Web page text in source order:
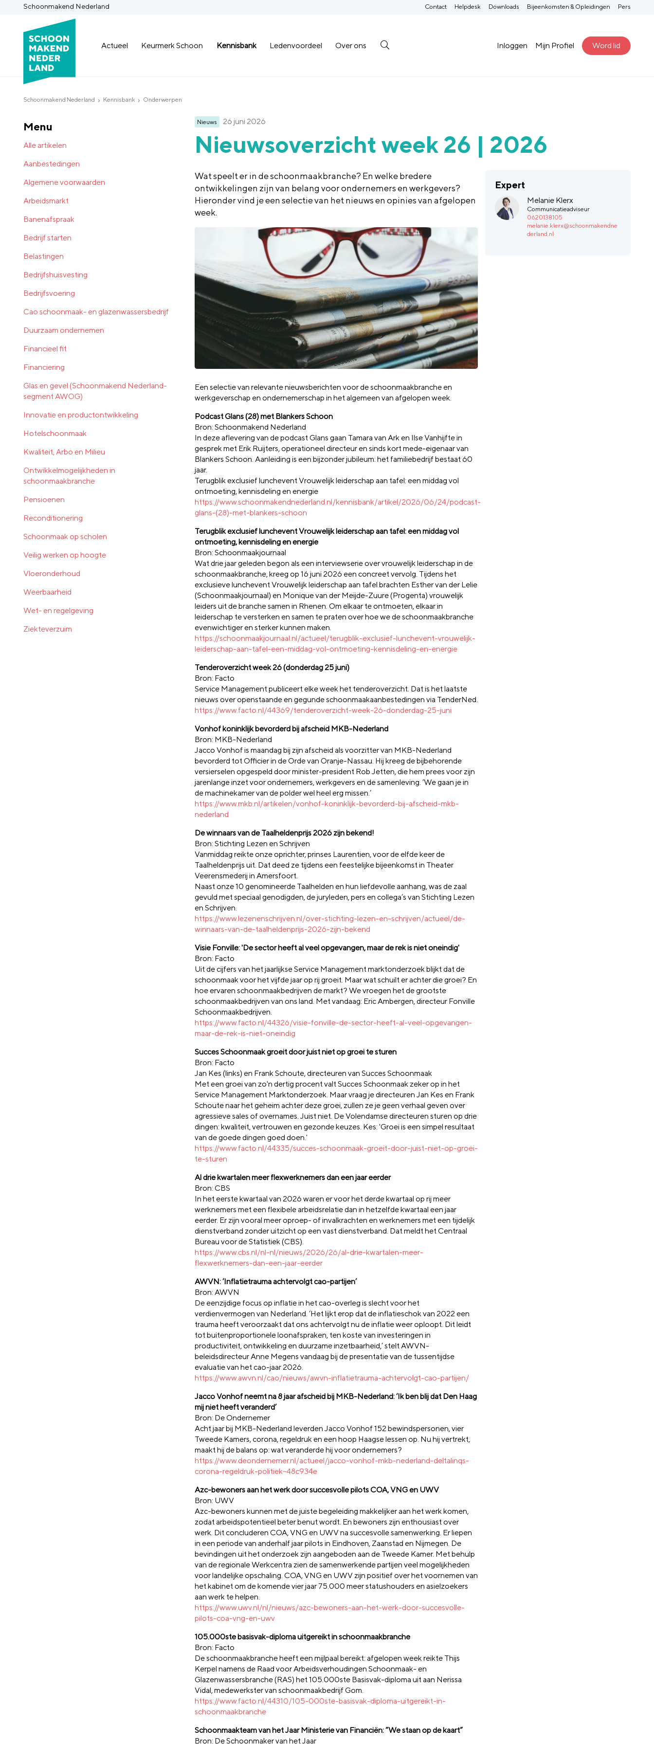
Schoonmakend Nederland
Actueel Keurmerk Schoon Kennisbank Ledenvoordeel Over ons Inloggen Mijn Profiel Word lid
Contact Helpdesk Downloads Bijeenkomsten & Opleidingen Pers
Schoonmakend Nederland Kennisbank Onderwerpen
Nieuws 26 juni 2026
Nieuwsoverzicht week 26 | 2026
Wat speelt er in de schoonmaakbranche? En welke bredere
ontwikkelingen zijn van belang voor ondernemers en werkgevers?
Hieronder vind je een selectie van het nieuws en opinies van afgelopen
week.
Expert
Melanie Klerx
Communicatieadviseur
0620138105
melanie.klerx@schoonmakendne
derland.nl
Een selectie van relevante nieuwsberichten voor de schoonmaakbranche en
werkgeverschap en ondernemerschap in het algemeen van afgelopen week.
Podcast Glans (28) met Blankers Schoon
Bron: Schoonmakend Nederland
In deze aflevering van de podcast Glans gaan Tamara van Ark en Ilse Vanhijfte in
gesprek met Erik Ruijters, operationeel directeur en sinds kort mede-eigenaar van
Blankers Schoon. Aanleiding is een bijzonder jubileum: het familiebedrijf bestaat 60
jaar.
Terugblik exclusief lunchevent Vrouwelijk leiderschap aan tafel: een middag vol
ontmoeting, kennisdeling en energie
https://www.schoonmakendnederland.nl/kennisbank/artikel/2026/06/24/podcast-
glans-(28)-met-blankers-schoon
Terugblik exclusief lunchevent Vrouwelijk leiderschap aan tafel: een middag vol
ontmoeting, kennisdeling en energie
Bron: Schoonmaakjournaal
Wat drie jaar geleden begon als een interviewserie over vrouwelijk leiderschap in de
schoonmaakbranche, kreeg op 16 juni 2026 een concreet vervolg. Tijdens het
exclusieve lunchevent Vrouwelijk leiderschap aan tafel brachten Esther van der Lelie
(Schoonmaakjournaal) en Monique van der Meijde-Zuure (Progenta) vrouwelijk
leiders uit de branche samen in Rhenen. Om elkaar te ontmoeten, elkaar in
leiderschap te versterken en samen te praten over hoe we de schoonmaakbranche
evenwichtiger en sterker kunnen maken.
https://schoonmaakjournaal.nl/actueel/terugblik-exclusief-lunchevent-vrouwelijk-
leiderschap-aan-tafel-een-middag-vol-ontmoeting-kennisdeling-en-energie
Tenderoverzicht week 26 (donderdag 25 juni)
Bron: Facto
Service Management publiceert elke week het tenderoverzicht. Dat is het laatste
nieuws over openstaande en gegunde schoonmaakaanbestedingen via TenderNed.
https://www.facto.nl/44369/tenderoverzicht-week-26-donderdag-25-juni
Vonhof koninklijk bevorderd bij afscheid MKB-Nederland
Bron: MKB-Nederland
Jacco Vonhof is maandag bij zijn afscheid als voorzitter van MKB-Nederland
bevorderd tot Officier in de Orde van Oranje-Nassau. Hij kreeg de bijbehorende
versierselen opgespeld door minister-president Rob Jetten, die hem prees voor zijn
jarenlange inzet voor ondernemers, werkgevers en de samenleving. ‘We gaan je in
de machinekamer van de polder wel heel erg missen.’
https://www.mkb.nl/artikelen/vonhof-koninklijk-bevorderd-bij-afscheid-mkb-
nederland
De winnaars van de Taalheldenprijs 2026 zijn bekend!
Bron: Stichting Lezen en Schrijven
Vanmiddag reikte onze oprichter, prinses Laurentien, voor de elfde keer de
Taalheldenprijs uit. Dat deed ze tijdens een feestelijke bijeenkomst in Theater
Veerensmederij in Amersfoort.
Naast onze 10 genomineerde Taalhelden en hun liefdevolle aanhang, was de zaal
gevuld met speciaal genodigden, de juryleden, pers en collega’s van Stichting Lezen
en Schrijven.
https://www.lezenenschrijven.nl/over-stichting-lezen-en-schrijven/actueel/de-
winnaars-van-de-taalheldenprijs-2026-zijn-bekend
Visie Fonville: 'De sector heeft al veel opgevangen, maar de rek is niet oneindig'
Bron: Facto
Uit de cijfers van het jaarlijkse Service Management marktonderzoek blijkt dat de
schoonmaak voor het vijfde jaar op rij groeit. Maar wat schuilt er achter die groei? En
hoe ervaren schoonmaakbedrijven de markt? We vroegen het de grootste
schoonmaakbedrijven van ons land. Met vandaag: Eric Ambergen, directeur Fonville
Schoonmaakbedrijven.
https://www.facto.nl/44326/visie-fonville-de-sector-heeft-al-veel-opgevangen-
maar-de-rek-is-niet-oneindig
Succes Schoonmaak groeit door juist niet op groei te sturen
Bron: Facto
Jan Kes (links) en Frank Schoute, directeuren van Succes Schoonmaak
Met een groei van zo'n dertig procent valt Succes Schoonmaak zeker op in het
Service Management Marktonderzoek. Maar vraag je directeuren Jan Kes en Frank
Schoute naar het geheim achter deze groei, zullen ze je geen verhaal geven over
agressieve sales of overnames. Juist niet. De Volendamse directeuren sturen op drie
dingen: kwaliteit, vertrouwen en gezonde keuzes. Kes: 'Groei is een simpel resultaat
van de goede dingen goed doen.'
https://www.facto.nl/44335/succes-schoonmaak-groeit-door-juist-niet-op-groei-
te-sturen
Al drie kwartalen meer flexwerknemers dan een jaar eerder
Bron: CBS
In het eerste kwartaal van 2026 waren er voor het derde kwartaal op rij meer
werknemers met een flexibele arbeidsrelatie dan in hetzelfde kwartaal een jaar
eerder. Er zijn vooral meer oproep- of invalkrachten en werknemers met een tijdelijk
dienstverband zonder uitzicht op een vast dienstverband. Dat meldt het Centraal
Bureau voor de Statistiek (CBS).
https://www.cbs.nl/nl-nl/nieuws/2026/26/al-drie-kwartalen-meer-
flexwerknemers-dan-een-jaar-eerder
AWVN: ‘Inflatietrauma achtervolgt cao-partijen’
Bron: AWVN
De eenzijdige focus op inflatie in het cao-overleg is slecht voor het
verdienvermogen van Nederland. ‘Het lijkt erop dat de inflatieschok van 2022 een
trauma heeft veroorzaakt dat ons achtervolgt nu de inflatie weer oploopt. Dit leidt
tot buitenproportionele loonafspraken, ten koste van investeringen in
productiviteit, ontwikkeling en duurzame inzetbaarheid,’ stelt AWVN-
beleidsdirecteur Anne Megens vandaag bij de presentatie van de tussentijdse
evaluatie van het cao-jaar 2026.
https://www.awvn.nl/cao/nieuws/awvn-inflatietrauma-achtervolgt-cao-partijen/
Jacco Vonhof neemt na 8 jaar afscheid bij MKB-Nederland: ‘Ik ben blij dat Den Haag
mij niet heeft veranderd’
Bron: De Ondernemer
Acht jaar bij MKB-Nederland leverden Jacco Vonhof 152 bewindspersonen, vier
Tweede Kamers, corona, regeldruk en een hoop Haagse lessen op. Nu hij vertrekt,
maakt hij de balans op: wat veranderde hij voor ondernemers?
https://www.deondernemer.nl/actueel/jacco-vonhof-mkb-nederland-deltalinqs-
corona-regeldruk-politiek~48c934e
Azc-bewoners aan het werk door succesvolle pilots COA, VNG en UWV
Bron: UWV
Azc-bewoners kunnen met de juiste begeleiding makkelijker aan het werk komen,
zodat arbeidspotentieel beter benut wordt. En bewoners zijn enthousiast over
werk. Dit concluderen COA, VNG en UWV na succesvolle samenwerking. Er liepen
in een periode van anderhalf jaar pilots in Eindhoven, Zaanstad en Nijmegen. De
bevindingen uit het onderzoek zijn aangeboden aan de Tweede Kamer. Met behulp
van de regionale Werkcentra zien de samenwerkende partijen veel mogelijkheden
voor landelijke opschaling. COA, VNG en UWV zijn positief over het voornemen van
het kabinet om de komende vier jaar 75.000 meer statushouders en asielzoekers
aan werk te helpen.
https://www.uwv.nl/nl/nieuws/azc-bewoners-aan-het-werk-door-succesvolle-
pilots-coa-vng-en-uwv
105.000ste basisvak-diploma uitgereikt in schoonmaakbranche
Bron: Facto
De schoonmaakbranche heeft een mijlpaal bereikt: afgelopen week reikte Thijs
Kerpel namens de Raad voor Arbeidsverhoudingen Schoonmaak- en
Glazenwassersbranche (RAS) het 105.000ste Basisvak-diploma uit aan Nerissa
Vidal, medewerkster van schoonmaakbedrijf Gom.
https://www.facto.nl/44310/105-000ste-basisvak-diploma-uitgereikt-in-
schoonmaakbranche
Schoonmaakteam van het Jaar Ministerie van Financiën: “We staan op de kaart”
Bron: De Schoonmaker van het Jaar
Menu
Alle artikelen
Aanbestedingen
Algemene voorwaarden
Arbeidsmarkt
Banenafspraak
Bedrijf starten
Belastingen
Bedrijfshuisvesting
Bedrijfsvoering
Cao schoonmaak- en glazenwassersbedrijf
Duurzaam ondernemen
Financieel fit
Financiering
Glas en gevel (Schoonmakend Nederland-
segment AWOG)
Innovatie en productontwikkeling
Hotelschoonmaak
Kwaliteit, Arbo en Milieu
Ontwikkelmogelijkheden in
schoonmaakbranche
Pensioenen
Reconditionering
Schoonmaak op scholen
Veilig werken op hoogte
Vloeronderhoud
Weerbaarheid
Wet- en regelgeving
Ziekteverzuim